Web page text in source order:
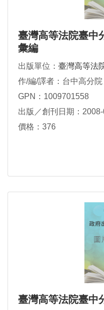
臺灣高等法院臺中
彙編
出版單位： 臺灣高等法
作/編/譯者：台中高分院
GPN：1009701558
出版／創刊日期：
價格：376
臺灣高等法院臺中